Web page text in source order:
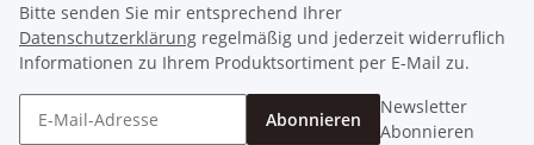
Bitte senden Sie mir entsprechend Ihrer
Datenschutzerklärung regelmäßig und jederzeit widerruflich
Informationen zu Ihrem Produktsortiment per E-Mail zu.
Abonnieren
Newsletter
Abonnieren